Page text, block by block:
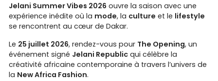
Jelani Summer Vibes 2026 ouvre la saison avec une
expérience inédite où la mode, la culture et le lifestyle
se rencontrent au cœur de Dakar.
Le 25 juillet 2026, rendez-vous pour The Opening, un
événement signé Jelani Republic qui célèbre la
créativité africaine contemporaine à travers l’univers de
la New Africa Fashion.